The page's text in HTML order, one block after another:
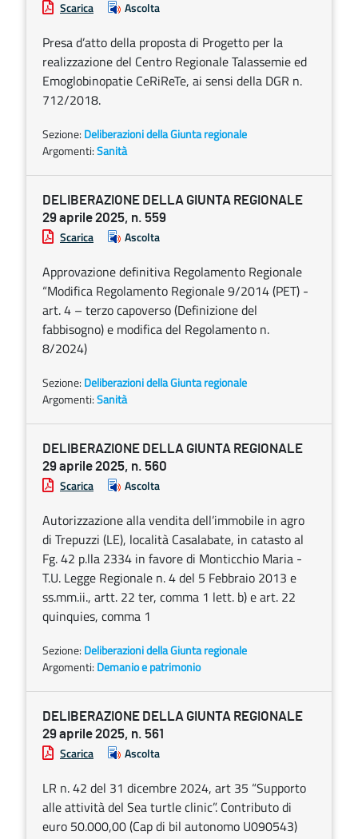
Scarica Ascolta
Presa d’atto della proposta di Progetto per la
realizzazione del Centro Regionale Talassemie ed
Emoglobinopatie CeRiReTe, ai sensi della DGR n.
712/2018.
Sezione: Deliberazioni della Giunta regionale
Argomenti:Sanità
DELIBERAZIONE DELLA GIUNTA REGIONALE
29 aprile 2025, n. 559
Scarica Ascolta
Approvazione definitiva Regolamento Regionale
“Modifica Regolamento Regionale 9/2014 (PET) -
art. 4 – terzo capoverso (Definizione del
fabbisogno) e modifica del Regolamento n.
8/2024)
Sezione: Deliberazioni della Giunta regionale
Argomenti:Sanità
DELIBERAZIONE DELLA GIUNTA REGIONALE
29 aprile 2025, n. 560
Scarica Ascolta
Autorizzazione alla vendita dell’immobile in agro
di Trepuzzi (LE), località Casalabate, in catasto al
Fg. 42 p.lla 2334 in favore di Monticchio Maria -
T.U. Legge Regionale n. 4 del 5 Febbraio 2013 e
ss.mm.ii., artt. 22 ter, comma 1 lett. b) e art. 22
quinquies, comma 1
Sezione: Deliberazioni della Giunta regionale
Argomenti: Demanio e patrimonio
DELIBERAZIONE DELLA GIUNTA REGIONALE
29 aprile 2025, n. 561
Scarica Ascolta
LR n. 42 del 31 dicembre 2024, art 35 “Supporto
alle attività del Sea turtle clinic”. Contributo di
euro 50.000,00 (Cap di bil autonomo U090543)